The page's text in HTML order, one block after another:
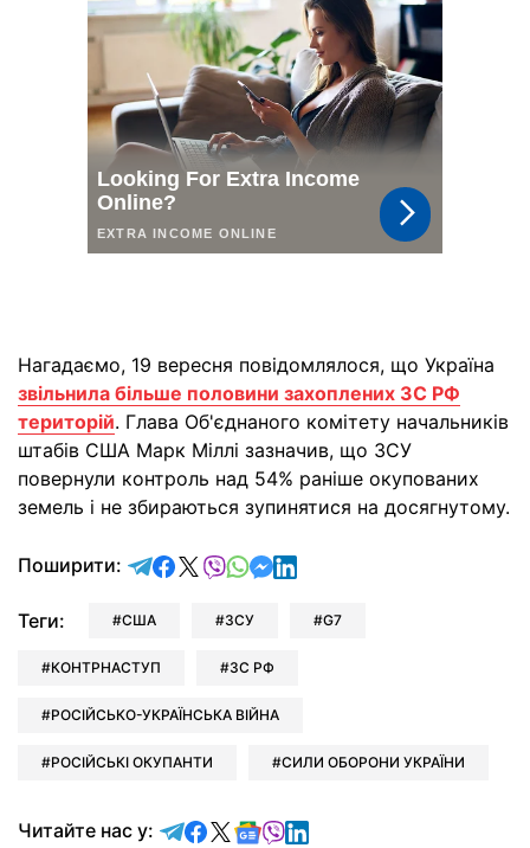
Нагадаємо, 19 вересня повідомлялося, що Україна
звільнила більше половини захоплених ЗС РФ
територій. Глава Об'єднаного комітету начальників
штабів США Марк Міллі зазначив, що ЗСУ
повернули контроль над 54% раніше окупованих
земель і не збираються зупинятися на досягнутому.
Поширити: відправити у Telegram
поділитись у Facebook
поділитись у X
відправити у Viber
відправити у Whatsapp
відправити у Messenger
відправити у LinkedIn
Теги: США ЗСУ G7
КОНТРНАСТУП ЗС РФ
РОСІЙСЬКО-УКРАЇНСЬКА ВІЙНА
РОСІЙСЬКІ ОКУПАНТИ СИЛИ ОБОРОНИ УКРАЇНИ
Читайте нас у: Читайте у Telegram
Читайте у Facebook
Читайте у X
Читайте у Google news
Читайте у Viber
Читайте у LinkedIn